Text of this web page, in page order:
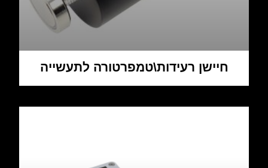
חיישן רעידות\טמפרטורה לתעשייה